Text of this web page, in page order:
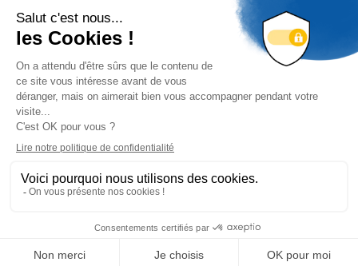
32 rue de Mogador
75 009 Paris
Espace Presse
Trouver un
professionnel
Nous suivre
parHybride Conseil